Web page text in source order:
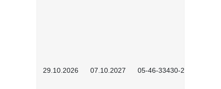
29.10.2026 07.10.2027 05-46-33430-2601